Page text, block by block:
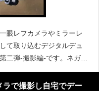
眼レフカメラやミラーレ
て取り込むデジタルデュ
二弾-撮影編-です。ネガフ
化する方法 –準備編–ネガ
ル化する方法 -撮影編-
で撮影し自宅でデー